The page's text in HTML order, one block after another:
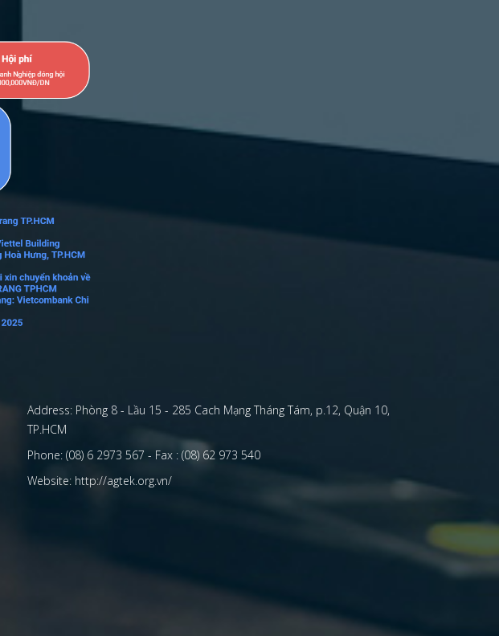
Address: Phòng 8 - Lầu 15 - 285 Cach Mạng Tháng Tám, p.12, Quận 10,
TP.HCM
Phone: (08) 6 2973 567 - Fax : (08) 62 973 540
Website: http://agtek.org.vn/